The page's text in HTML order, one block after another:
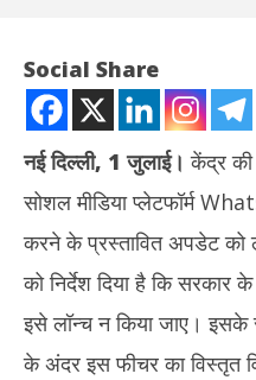
NOW
Social Share
नई दिल्ली, 1 जुलाई। केंद्र की
सोशल मीडिया प्लेटफॉर्म
करने के प्रस्तावित अपडेट को
को निर्देश दिया है कि सरकार
इसे लॉन्च न किया जाए। इसके
के अंदर इस फीचर का विस्तृत